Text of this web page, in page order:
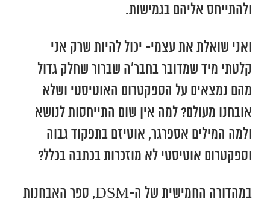
ולהתייחס אליהם בגמישות.
ואני שואלת את עצמי- יכול להיות שרק אני
קלטתי מיד שמדובר בחבר’ה שברור שחלק גדול
מהם נמצאים על הספקטרום האוטיסטי ושלא
אובחנו מעולם? למה אין שום התייחסות לנושא
ולמה המילים אספרגר, אוטיזם בתפקוד גבוה
וספקטרום אוטיסטי לא מוזכרות בכתבה בכלל?
במהדורה החמישית של ה-DSM, ספר האבחנות